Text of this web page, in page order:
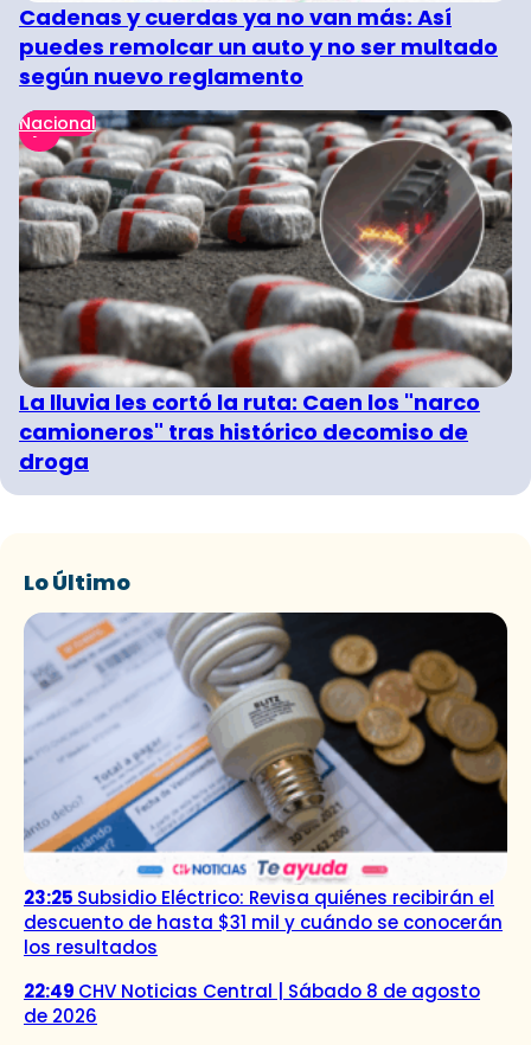
Cadenas y cuerdas ya no van más: Así
puedes remolcar un auto y no ser multado
según nuevo reglamento
Nacional
La lluvia les cortó la ruta: Caen los "narco
camioneros" tras histórico decomiso de
droga
Lo Último
23:25 Subsidio Eléctrico: Revisa quiénes recibirán el
descuento de hasta $31 mil y cuándo se conocerán
los resultados
22:49 CHV Noticias Central | Sábado 8 de agosto
de 2026